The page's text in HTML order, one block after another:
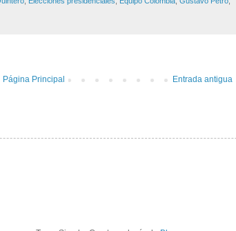
Entrada antigua
Página Principal